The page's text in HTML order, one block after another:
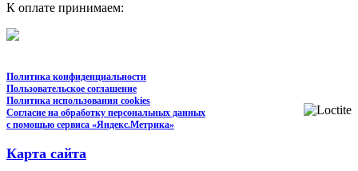
К оплате принимаем:
Политика конфиденциальности
Пользовательское соглашение
Политика использования cookies
Согласие на обработку персональных данных
с помощью сервиса «Яндекс.Метрика»
Карта сайта